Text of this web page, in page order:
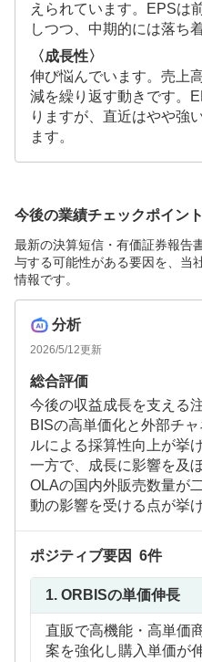
えられています。EPSは
しつつ、中期的には落ち
〈成長性〉
伸び悩んでいます。売上
減を繰り返す動きです。
りますが、直近はやや強
ます。
今後の業績チェックポイント
最新の決算短信・有価証券報告
与する可能性がある要因を、当
情報です。
分析
2026/5/12更新
総合評価
今後の収益成長を支える
BISの高単価化と外部チ
ルによる採算性向上が挙
一方で、成長に影響を及
OLAの国内外販売数量が
動の影響を受ける点が挙
ポジティブ要因 6件
1. ORBISの単価伸長
直販で高機能・高単価
案を強化し購入単価が